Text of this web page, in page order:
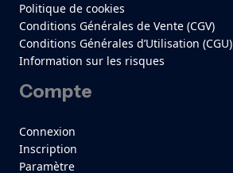
Politique de cookies
Conditions Générales de Vente (CGV)
Conditions Générales d’Utilisation (CGU)
Information sur les risques
Compte
Connexion
Inscription
Paramètre